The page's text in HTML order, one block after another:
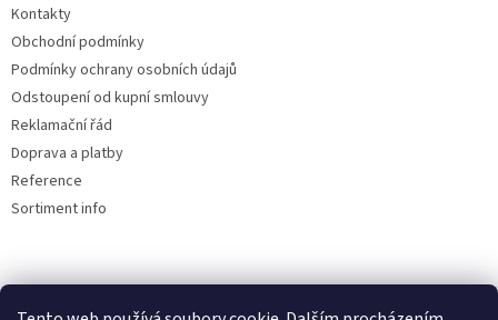
Kontakty
Obchodní podmínky
Podmínky ochrany osobních údajů
Odstoupení od kupní smlouvy
Reklamační řád
Doprava a platby
Reference
Sortiment info
Reklamační řád